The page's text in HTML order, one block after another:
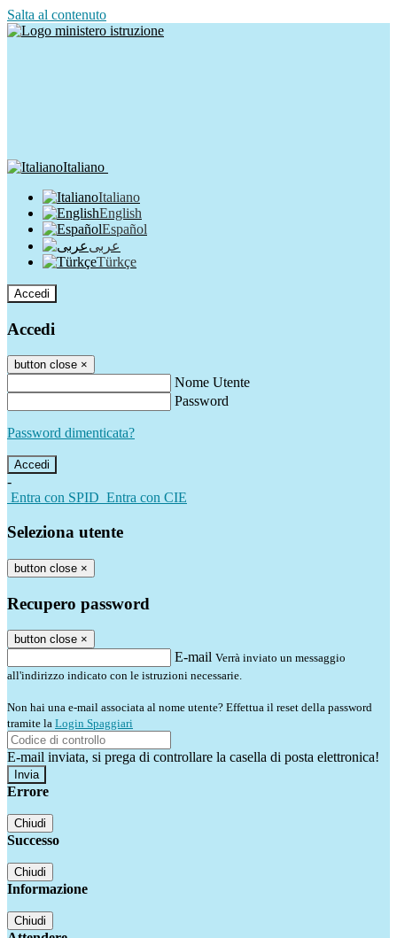
Salta al contenuto
Italiano
Italiano
English
Español
عربى
Türkçe
Accedi
Accedi
button close ×
Nome Utente
Password
Password dimenticata?
-
Entra con SPID Entra con CIE
Seleziona utente
button close ×
Recupero password
button close ×
E-mail Verrà inviato un messaggio
all'indirizzo indicato con le istruzioni necessarie.
Non hai una e-mail associata al nome utente? Effettua il reset della password
tramite la Login Spaggiari
E-mail inviata, si prega di controllare la casella di posta elettronica!
Errore
Chiudi
Successo
Chiudi
Informazione
Chiudi